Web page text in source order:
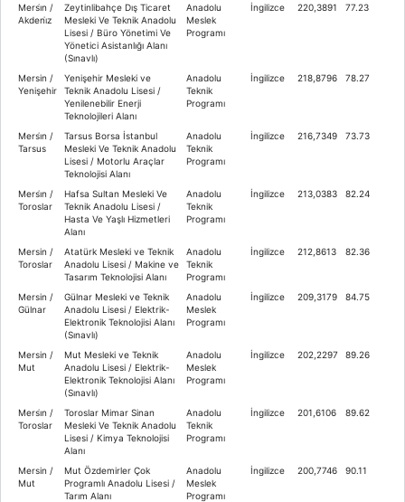
Mersi̇n /
Akdeni̇z
Zeytinlibahçe Dış Ticaret
Mesleki Ve Teknik Anadolu
Lisesi / Büro Yönetimi Ve
Yönetici Asistanlığı Alanı
(Sınavlı)
Anadolu
Meslek
Programı
İngilizce 220,3891 77.23
Mersin /
Yenişehir
Yenişehir Mesleki ve
Teknik Anadolu Lisesi /
Yenilenebilir Enerji
Teknolojileri Alanı
Anadolu
Teknik
Programı
İngilizce 218,8796 78.27
Mersi̇n /
Tarsus
Tarsus Borsa İstanbul
Mesleki Ve Teknik Anadolu
Lisesi / Motorlu Araçlar
Teknolojisi Alanı
Anadolu
Teknik
Programı
İngilizce 216,7349 73.73
Mersi̇n /
Toroslar
Hafsa Sultan Mesleki Ve
Teknik Anadolu Lisesi /
Hasta Ve Yaşlı Hizmetleri
Alanı
Anadolu
Teknik
Programı
İngilizce 213,0383 82.24
Mersin /
Toroslar
Atatürk Mesleki ve Teknik
Anadolu Lisesi / Makine ve
Tasarım Teknolojisi Alanı
Anadolu
Teknik
Programı
İngilizce 212,8613 82.36
Mersin /
Gülnar
Gülnar Mesleki ve Teknik
Anadolu Lisesi / Elektrik-
Elektronik Teknolojisi Alanı
(Sınavlı)
Anadolu
Meslek
Programı
İngilizce 209,3179 84.75
Mersin /
Mut
Mut Mesleki ve Teknik
Anadolu Lisesi / Elektrik-
Elektronik Teknolojisi Alanı
(Sınavlı)
Anadolu
Meslek
Programı
İngilizce 202,2297 89.26
Mersi̇n /
Toroslar
Toroslar Mimar Sinan
Mesleki Ve Teknik Anadolu
Lisesi / Kimya Teknolojisi
Alanı
Anadolu
Teknik
Programı
İngilizce 201,6106 89.62
Mersin /
Mut
Mut Özdemirler Çok
Programlı Anadolu Lisesi /
Tarım Alanı
Anadolu
Meslek
Programı
İngilizce 200,7746 90.11